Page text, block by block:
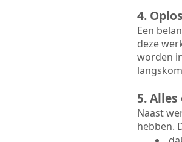
4.
Een
deze
worden
5.
Naast
hebben.